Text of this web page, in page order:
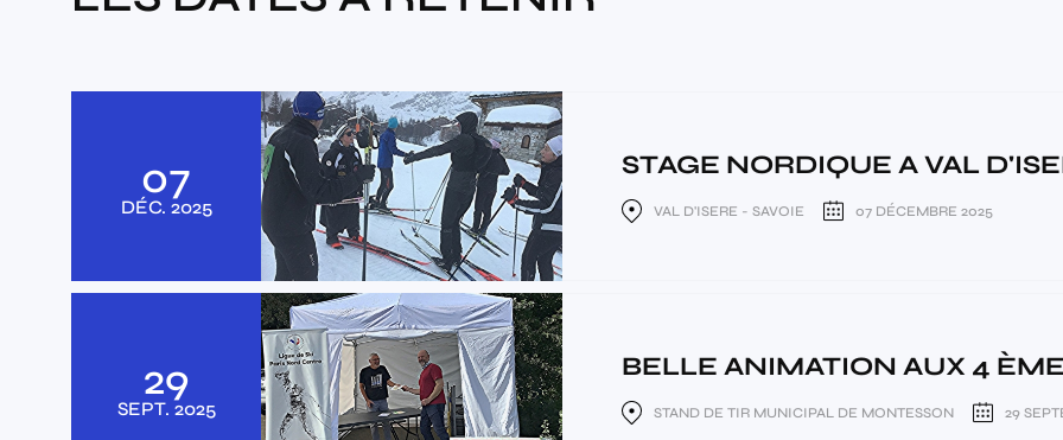
07
DÉC. 2025
STAGE NORDIQUE A VAL
VAL D'ISERE - SAVOIE 07 DÉCEMBRE 2025
29
SEPT. 2025
BELLE ANIMATION AUX 4
STAND DE TIR MUNICIPAL DE MONTESSON 29